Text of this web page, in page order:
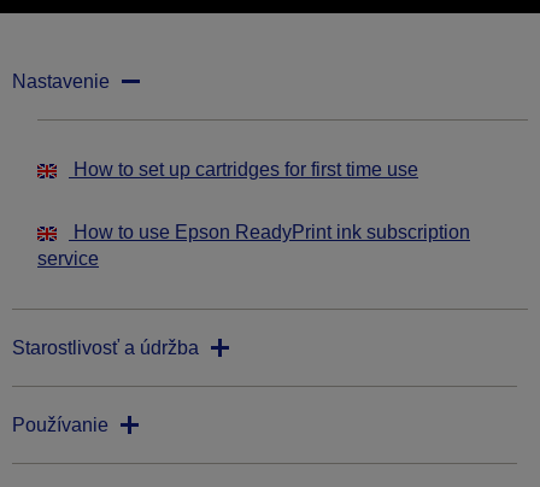
Nastavenie
How to set up cartridges for first time use
How to use Epson ReadyPrint ink subscription
service
Starostlivosť a údržba
Používanie